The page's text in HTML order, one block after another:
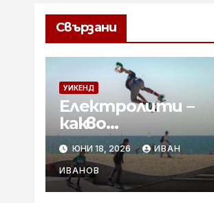
Свързани
УИКЕНД
Електролити –
какво
представляват и
кога са
необходими
ЮНИ 18, 2026 ИВАН
ИВАНОВ